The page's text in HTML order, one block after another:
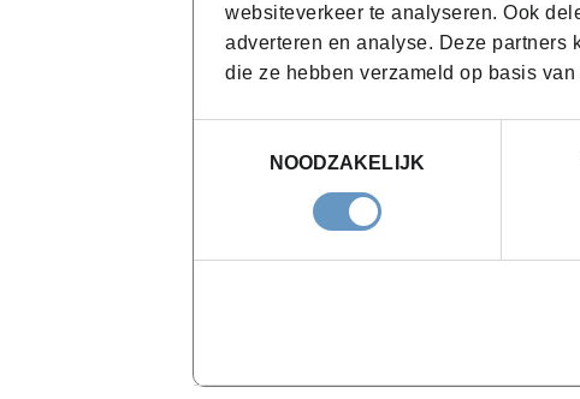
websiteverkeer te analyseren. Ook
adverteren en analyse. Deze partners
die ze hebben verzameld op basis
NOODZAKELIJK